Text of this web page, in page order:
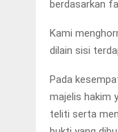
berdasarkan
Kami
dilain sisi
Pada
majelis hakim
teliti serta